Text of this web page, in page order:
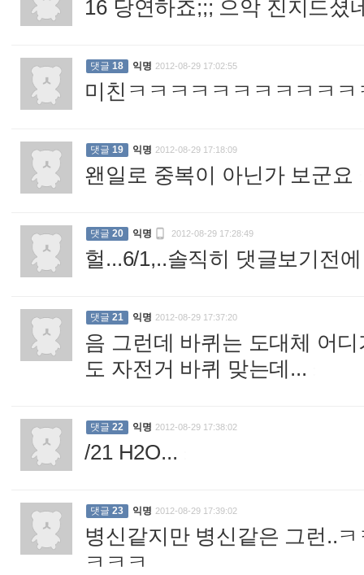
16 당연하죠;;; 으악 진지드셨
댓글 18 익명 2012-08-29 17:02:55
미친ㅋㅋㅋㅋㅋㅋㅋㅋㅋㅋ
댓글 19 익명 2012-08-29 17:18:09
왠일로 중복이 아닌가 보군요
댓글 20 익명  2012-08-29 17:28:49
헐...6/1,..솔직히 댓글보기전
댓글 21 익명 2012-08-29 17:37:20
음 그런데 바퀴는 도대체 어
도 자전거 바퀴 맞는데...
댓글 22 익명 2012-08-29 17:38:02
/21 H2O...
댓글 23 익명 2012-08-29 17:39:02
병신같지만 병신같은 그런..
ㅋㅋㅋ